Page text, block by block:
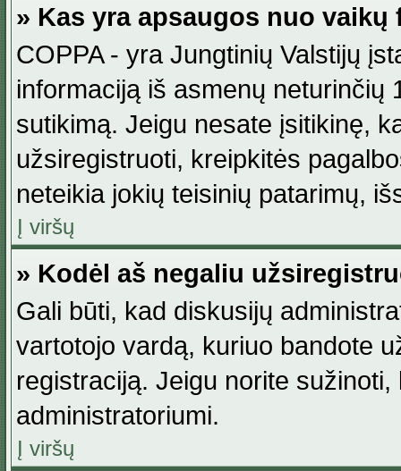
» Kas yra apsaugos nuo vaikų
COPPA - yra Jungtinių Valstijų
informaciją iš asmenų neturinčių
sutikimą. Jeigu nesate įsitikinę,
užsiregistruoti, kreipkitės
neteikia jokių teisinių patarimų,
Į viršų
» Kodėl aš negaliu
Gali būti, kad diskusijų
vartotojo vardą, kuriuo bandote
registraciją. Jeigu norite
administratoriumi.
Į viršų